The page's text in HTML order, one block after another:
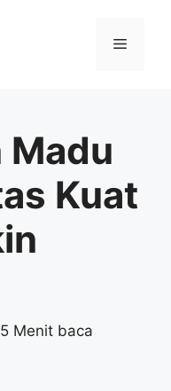
Menu
Madu
Kuat
5 Menit baca